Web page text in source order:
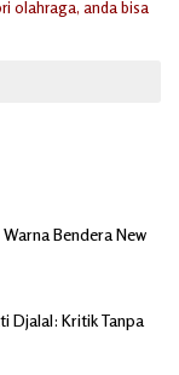
olahraga, anda bisa
Bendera New
Djalal: Kritik Tanpa